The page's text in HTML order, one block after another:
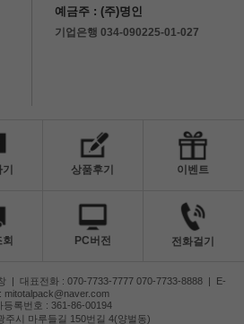
예금주 : (주)명인
기업은행 034-090225-01-027
상품후기 이벤트
PC버전 전화걸기
대표전화 : 070-7733-7777 070-7733-8888
E-
mitotalpack@naver.com
등록번호 : 361-86-00194
주시 마루들길 150번길 4(양벌동)